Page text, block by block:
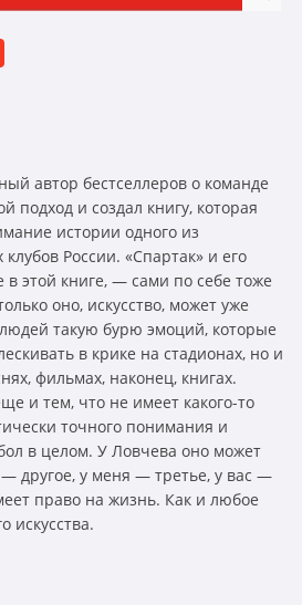
автор бестселлеров о команде
подход и создал книгу, которая
истории одного из
России. «Спартак» и его
в этой книге, — сами по себе тоже
оно, искусство, может уже
такую бурю эмоций, которые
в крике на стадионах, но и
фильмах, наконец, книгах.
и тем, что не имеет какого-то
точного понимания и
в целом. У Ловчева оно может
— другое, у меня — третье, у вас —
право на жизнь. Как и любое
искусства.